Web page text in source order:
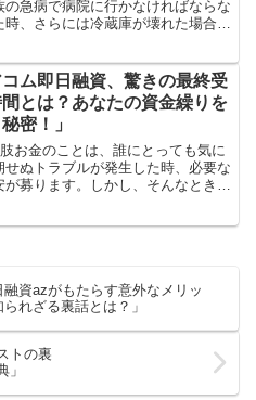
急病で病院に行かなければならな
、さらには冷蔵庫が壊れた場合な
コム即日融資、驚きの最終受
とは？あなたの資金繰りを
密！」
お金のことは、誰にとっても気に
ぬトラブルが発生した時、必要な
募ります。しかし、そんなときに
融資azがもたらす意外なメリッ
られざる裏話とは？」
トの裏